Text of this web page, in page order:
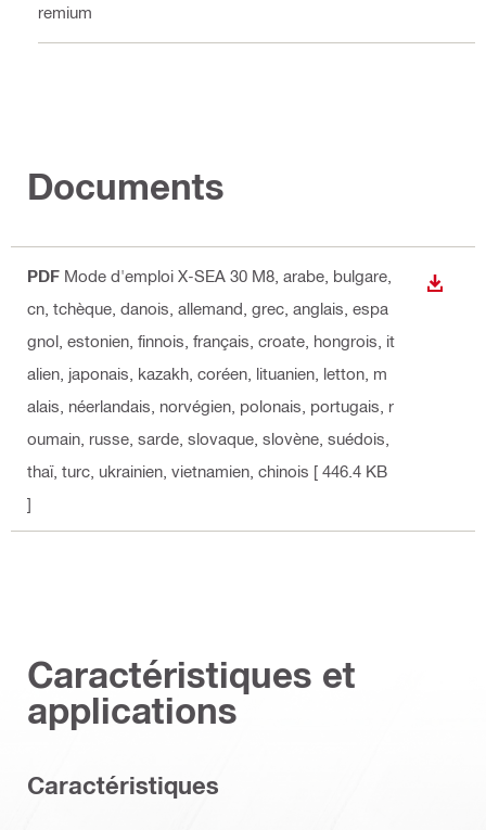
Premium
Documents
PDF Mode d'emploi X-SEA 30 M8 , arabe, bulgare,
cn, tchèque, danois, allemand, grec, anglais, espa
gnol, estonien, finnois, français, croate, hongrois, it
alien, japonais, kazakh, coréen, lituanien, letton, m
alais, néerlandais, norvégien, polonais, portugais, r
oumain, russe, sarde, slovaque, slovène, suédois,
thaï, turc, ukrainien, vietnamien, chinois [ 446.4 KB
]
Caractéristiques et
applications
Caractéristiques